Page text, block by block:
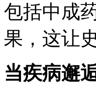
包括中成
果，这让
当疾病邂